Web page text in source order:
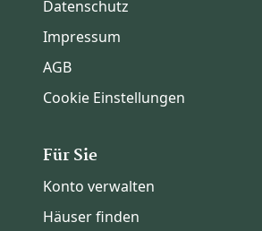
Datenschutz
Impressum
AGB
Cookie Einstellungen
Für Sie
Konto verwalten
Häuser finden